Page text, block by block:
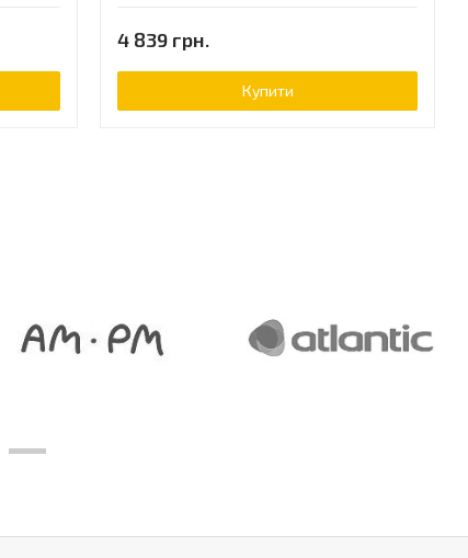
4 839 грн.
Купити